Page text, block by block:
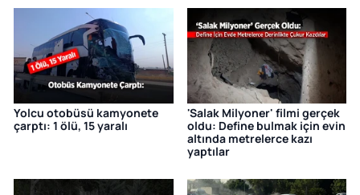
Yolcu otobüsü kamyonete
çarptı: 1 ölü, 15 yaralı
'Salak Milyoner' filmi gerçek
oldu: Define bulmak için evin
altında metrelerce kazı
yaptılar